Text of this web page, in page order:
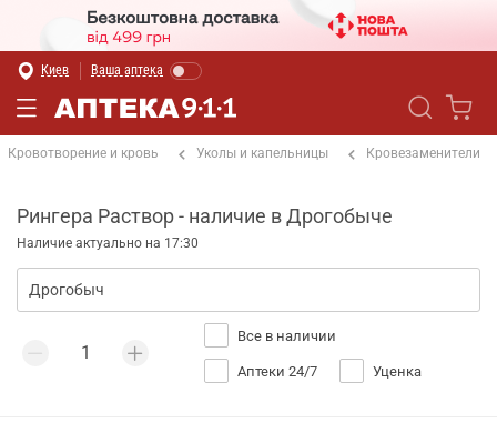
Киев Ваша аптека
Кровотворение и кровь Уколы и капельницы Кровезаменители
Рингера Раствор - наличие в Дрогобыче
Наличие актуально на 17:30
Все в наличии
Аптеки 24/7 Уценка